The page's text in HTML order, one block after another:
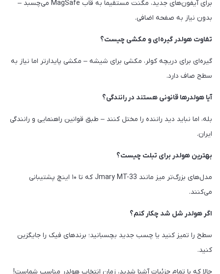
برای آیفون‌های جدید، مگنت مستقیماً به قاب MagSafe می‌چسبد –
بدون نیاز به صفحه اضافی.
تفاوت هولدر گیره‌ای و مکشی چیست؟
گیره‌ای برای دریچه کولر، مکشی برای شیشه – مکشی پایدارتر اما نیاز به
سطح صاف دارد.
آیا هولدرها قانونی هستند در رانندگی؟
بله، اما نباید دید راننده را مختل کنند – طبق قوانین راهنمایی و رانندگی
ایران.
بهترین هولدر برای تبلت چیست؟
مدل‌های بزرگ‌تر میز مانند Jmary MT-33 که تا ۱۰ اینچ پشتیبانی
می‌کنند.
اگر هولدر شل شد چکار کنم؟
سطح را تمیز کنید یا چسب جدید بچسبانید؛ برندهای فیک را جایگزین
کنید.
حالا که با تمام جزئیات آشنا شدید، زمان انتخاب هولدر مناسب شماست!